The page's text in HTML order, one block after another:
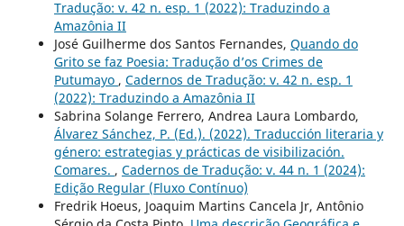
Tradução: v. 42 n. esp. 1 (2022): Traduzindo a
Amazônia II
José Guilherme dos Santos Fernandes, Quando do
Grito se faz Poesia: Tradução d’os Crimes de
Putumayo , Cadernos de Tradução: v. 42 n. esp. 1
(2022): Traduzindo a Amazônia II
Sabrina Solange Ferrero, Andrea Laura Lombardo,
Álvarez Sánchez, P. (Ed.). (2022). Traducción literaria y
género: estrategias y prácticas de visibilización.
Comares. , Cadernos de Tradução: v. 44 n. 1 (2024):
Edição Regular (Fluxo Contínuo)
Fredrik Hoeus, Joaquim Martins Cancela Jr, Antônio